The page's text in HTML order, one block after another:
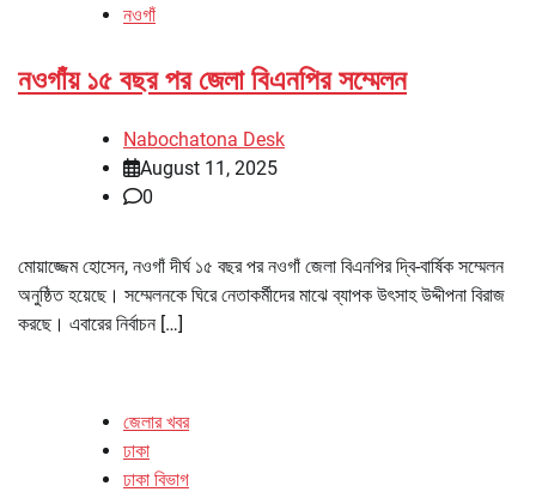
নওগাঁ
নওগাঁয় ১৫ বছর পর জেলা বিএনপির সম্মেলন
Nabochatona Desk
August 11, 2025
0
মোয়াজ্জেম হোসেন, নওগাঁ দীর্ঘ ১৫ বছর পর নওগাঁ জেলা বিএনপির দ্বি-বার্ষিক সম্মেলন
অনুষ্ঠিত হয়েছে। সম্মেলনকে ঘিরে নেতাকর্মীদের মাঝে ব্যাপক উৎসাহ উদ্দীপনা বিরাজ
করছে। এবারের নির্বাচন […]
জেলার খবর
ঢাকা
ঢাকা বিভাগ